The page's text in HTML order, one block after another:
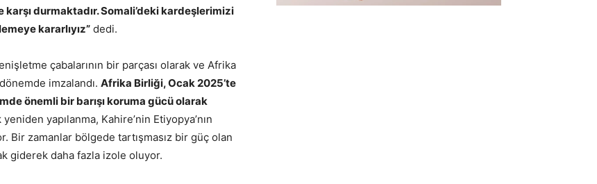
durmaktadır. Somali’deki kardeşlerimizi
kararlıyız” dedi.
çabalarının bir parçası olarak ve Afrika
imzalandı. Afrika Birliği, Ocak 2025’te
önemli bir barışı koruma gücü olarak
yapılanma, Kahire’nin Etiyopya’nın
Bir zamanlar bölgede tartışmasız bir güç olan
giderek daha fazla izole oluyor.